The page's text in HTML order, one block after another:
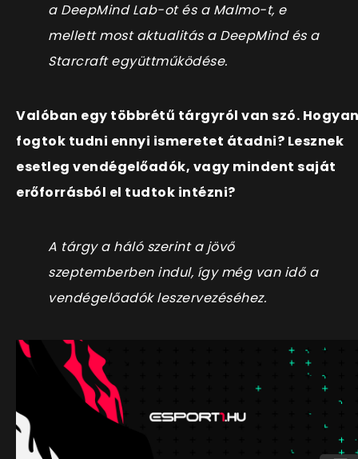
a DeepMind Lab-ot és a Malmo-t, e
mellett most aktualitás a DeepMind és a
Starcraft együttműködése.
Valóban egy többrétű tárgyról van szó.
fogtok tudni ennyi ismeretet átadni? Lesznek
esetleg vendégelőadók, vagy mindent saját
erőforrásból el tudtok intézni?
A tárgy a háló szerint a jövő
szeptemberben indul, így még van idő a
vendégelőadók leszervezéséhez.